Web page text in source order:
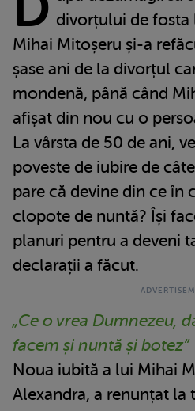
divorțului de fosta
Mihai Mitoșeru și-a
șase ani de la divorțul
mondenă, până când
afișat din nou cu o
La vârsta de 50 de ani,
poveste de iubire de
pare că devine din ce în
clopote de nuntă? Își
planuri pentru a deveni
declarații a făcut.
„Ce o vrea Dumnezeu,
facem și nuntă și botez”
Noua iubită a lui Mihai
Alexandra, a renunțat la